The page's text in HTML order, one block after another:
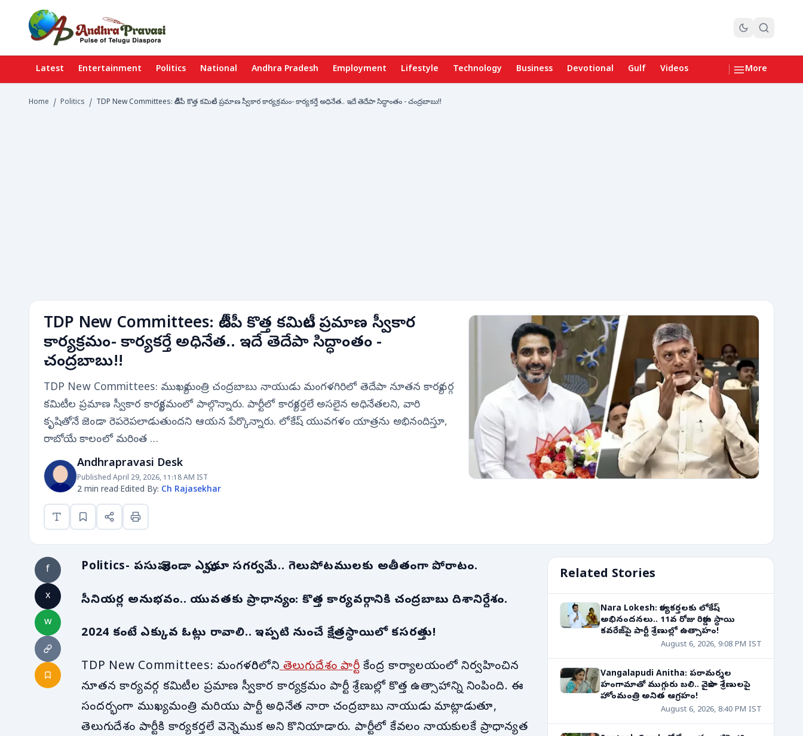
Latest Entertainment Politics National Andhra Pradesh Employment Lifestyle Technology Business Devotional Gulf Videos More
Home / Politics / TDP New Committees: టీడీపీ కొత్త కమిటీల ప్రమాణ స్వీకార కార్యక్రమం- కార్యకర్తే అధినేత.. ఇదే తెదేపా సిద్ధాంతం - చంద్రబాబు!!
TDP New Committees: టీడీపీ కొత్త కమిటీల ప్రమాణ స్వీకార
కార్యక్రమం- కార్యకర్తే అధినేత.. ఇదే తెదేపా సిద్ధాంతం -
చంద్రబాబు!!
TDP New Committees: ముఖ్యమంత్రి చంద్రబాబు నాయుడు మంగళగిరిలో తెదేపా నూతన కార్యవర్గ
కమిటీల ప్రమాణ స్వీకార కార్యక్రమంలో పాల్గొన్నారు. పార్టీలో కార్యకర్తలే అసలైన అధినేతలని, వారి
కృషితోనే జెండా రెపరెపలాడుతుందని ఆయన పేర్కొన్నారు. లోకేష్ యువగళం యాత్రను అభినందిస్తూ,
రాబోయే కాలంలో మరింత …
Andhrapravasi Desk
Published April 29, 2026, 11:18 AM IST
2 min read·Edited By: Ch Rajasekhar
f
x
w
Politics- పసుపు జెండా ఎప్పుడూ సగర్వమే.. గెలుపోటములకు అతీతంగా పోరాటం.
సీనియర్ల అనుభవం.. యువతకు ప్రాధాన్యం: కొత్త కార్యవర్గానికి చంద్రబాబు దిశానిర్దేశం.
2024 కంటే ఎక్కువ ఓట్లు రావాలి.. ఇప్పటి నుంచే క్షేత్రస్థాయిలో కసరత్తు!
TDP New Committees: మంగళగిరిలోనితెలుగుదేశం పార్టీకేంద్ర కార్యాలయంలో నిర్వహించిన
నూతన కార్యవర్గ కమిటీల ప్రమాణ స్వీకార కార్యక్రమం పార్టీ శ్రేణుల్లో కొత్త ఉత్సాహాన్ని నింపింది. ఈ
సందర్భంగా ముఖ్యమంత్రి మరియు పార్టీ అధినేత నారా చంద్రబాబు నాయుడు మాట్లాడుతూ,
తెలుగుదేశం పార్టీకి కార్యకర్తలే వెన్నెముక అని కొనియాడారు. పార్టీలో కేవలం నాయకులకే ప్రాధాన్యత
Related Stories
Nara Lokesh: కార్యకర్తలకు లోకేష్
అభినందనలు.. 11వ రోజు రికార్డు స్థాయి
కవరేజ్‌పై పార్టీ శ్రేణుల్లో ఉత్సాహం!
August 6, 2026, 9:08 PM IST
Vangalapudi Anitha: పరామర్శల
హంగామాతో ముగ్గురు బలి.. వైకాపా శ్రేణులపై
హోంమంత్రి అనిత ఆగ్రహం!
August 6, 2026, 8:40 PM IST